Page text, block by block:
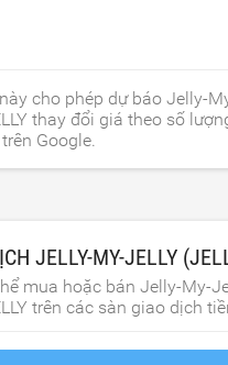
cho phép dự báo Jelly-
thay đổi giá theo số
Google.
JELLY-MY-JELLY
mua hoặc bán Jelly-My-
trên các sàn giao dịch